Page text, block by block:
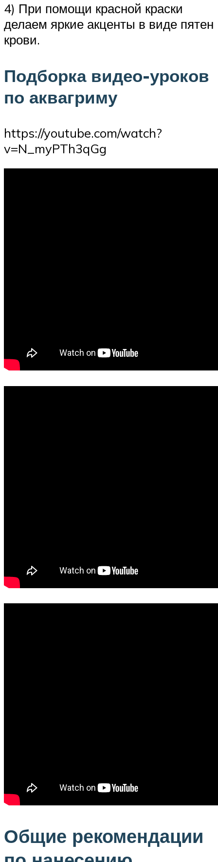
4) При помощи красной краски
делаем яркие акценты в виде пятен
крови.
Подборка видео-уроков
по аквагриму
https://youtube.com/watch?
v=N_myPTh3qGg
Общие рекомендации